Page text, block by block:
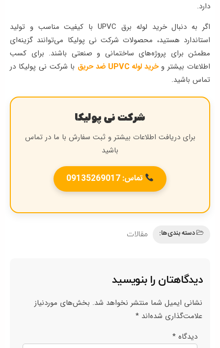
دارد.
اگر به دنبال خرید لوله برق UPVC با کیفیت مناسب و تولید
استاندارد هستید، محصولات شرکت نی پولیکا می‌توانند گزینه‌ای
مطمئن برای پروژه‌های ساختمانی و صنعتی باشند. برای کسب
اطلاعات بیشتر وخرید لوله UPVC ضد حریق
با شرکت نی پولیکا در
تماس باشید.
شرکت نی پولیکا
برای دریافت اطلاعات بیشتر و ثبت سفارش با ما در تماس
باشید
تماس: 09135269017
دسته بندی‌ها: مقالات
دیدگاهتان را بنویسید
نشانی ایمیل شما منتشر نخواهد شد. بخش‌های موردنیاز
علامت‌گذاری شده‌اند *
دیدگاه *